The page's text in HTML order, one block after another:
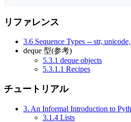
リファレンス
3.6 Sequence Types -- str,
deque 型(参考)
5.3.1 deque objects
5.3.1.1 Recipes
チュートリアル
3. An Informal Introduction to
3.1.4 Lists